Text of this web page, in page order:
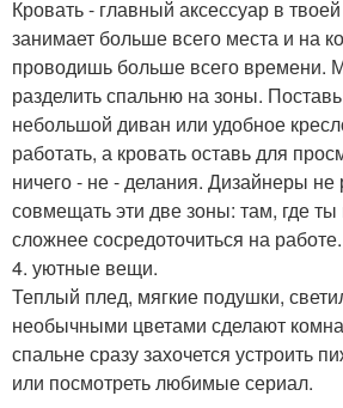
Кровать - главный аксессуар в
занимает больше всего места и на
проводишь больше всего времени.
разделить спальню на зоны.
небольшой диван или удобное
работать, а кровать оставь для
ничего - не - делания. Дизайнеры
совмещать эти две зоны: там, где
сложнее сосредоточиться на работе.
4. уютные вещи.
Теплый плед, мягкие подушки,
необычными цветами сделают
спальне сразу захочется устроить
или посмотреть любимые сериал.